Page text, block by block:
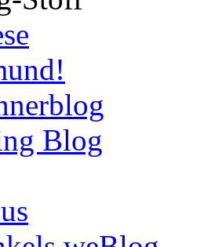
Blog